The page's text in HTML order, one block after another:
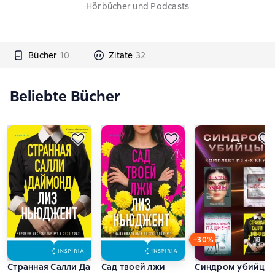
Hörbücher und Podcasts
Bücher 10 Zitate 32
Beliebte Bücher
Странная Салли ДаймондСад твоей лжи
−30%
Синдром убийцы.